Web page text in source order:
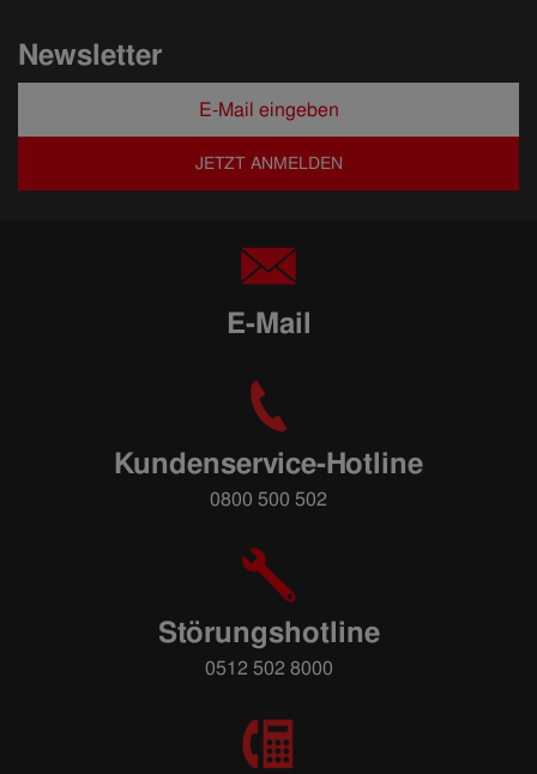
Newsletter
JETZT ANMELDEN
E-Mail
Kundenservice-Hotline
0800 500 502
Störungshotline
0512 502 8000